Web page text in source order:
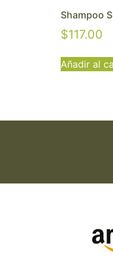
Shampoo
$117.00
Añadir al